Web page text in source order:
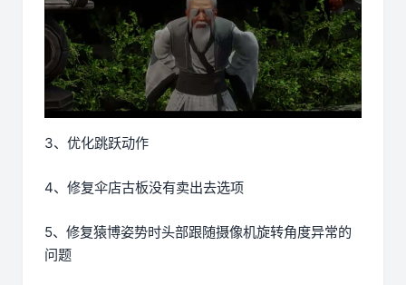
3、优化跳跃动作
4、修复伞店古板没有卖出去选项
5、修复猿博姿势时头部跟随摄像机旋转角度异常的
问题